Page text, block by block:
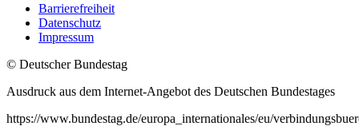
Barrierefreiheit
Datenschutz
Impressum
© Deutscher Bundestag
Ausdruck aus dem Internet-Angebot des Deutschen Bundestages
https://www.bundestag.de/europa_internationales/eu/